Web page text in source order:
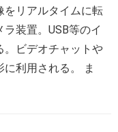
をリアルタイムに転
装置。USB等のイ
。ビデオチャットや
利用される。 ま